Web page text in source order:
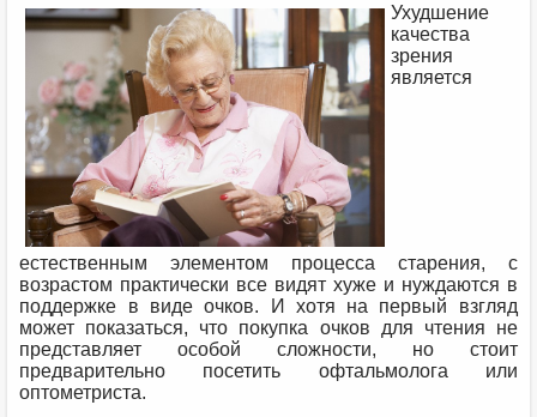
Ухудшение
качества
зрения
является
естественным элементом процесса старения, с
возрастом практически все видят хуже и нуждаются в
поддержке в виде очков. И хотя на первый взгляд
может показаться, что покупка очков для чтения не
представляет особой сложности, но стоит
предварительно посетить офтальмолога или
оптометриста.